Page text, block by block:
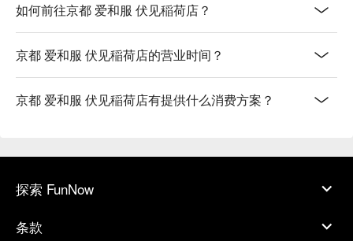
如何前往京都 爱和服 伏见稲荷店？
京都 爱和服 伏见稲荷店的营业时间？
京都 爱和服 伏见稲荷店有提供什么消费方案？
探索 FunNow
条款